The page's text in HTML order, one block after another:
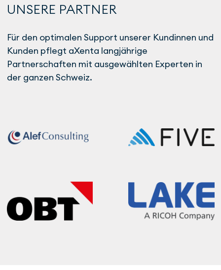
UNSERE PARTNER
Für den optimalen Support unserer Kundinnen und
Kunden pflegt aXenta langjährige
Partnerschaften mit ausgewählten Experten in
der ganzen Schweiz.